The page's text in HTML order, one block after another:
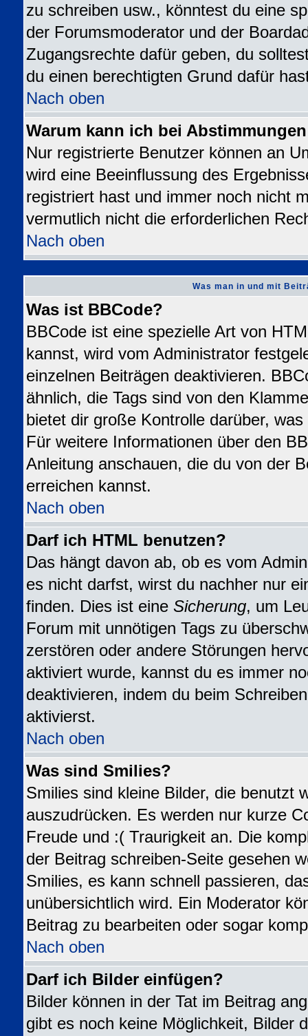
zu schreiben usw., könntest du eine
der Forumsmoderator und der
Zugangsrechte dafür geben, du
du einen berechtigten Grund dafür
Nach oben
Warum kann ich bei
Nur registrierte Benutzer können an
wird eine Beeinflussung des
registriert hast und immer noch nicht
vermutlich nicht die erforderlichen
Nach oben
Was man in und mit
Was ist BBCode?
BBCode ist eine spezielle Art von
kannst, wird vom Administrator
einzelnen Beiträgen deaktivieren.
ähnlich, die Tags sind von den
bietet dir große Kontrolle darüber,
Für weitere Informationen über den
Anleitung anschauen, die du von der
erreichen kannst.
Nach oben
Darf ich HTML benutzen?
Das hängt davon ab, ob es vom
es nicht darfst, wirst du nachher nur
finden. Dies ist eine Sicherung, um
Forum mit unnötigen Tags zu
zerstören oder andere Störungen
aktiviert wurde, kannst du es immer
deaktivieren, indem du beim
aktivierst.
Nach oben
Was sind Smilies?
Smilies sind kleine Bilder, die benutzt
auszudrücken. Es werden nur kurze
Freude und :( Traurigkeit an. Die
der Beitrag schreiben-Seite gesehen
Smilies, es kann schnell passieren,
unübersichtlich wird. Ein Moderator
Beitrag zu bearbeiten oder sogar
Nach oben
Darf ich Bilder einfügen?
Bilder können in der Tat im Beitrag
gibt es noch keine Möglichkeit, Bilder